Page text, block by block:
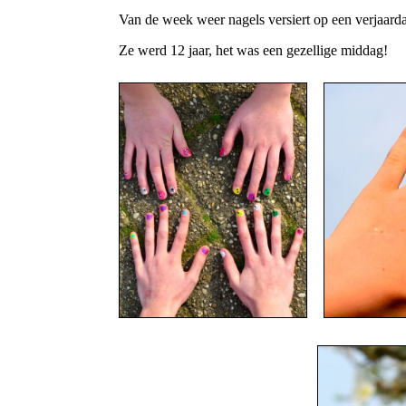
Van de week weer nagels versiert op een
Ze werd 12 jaar, het was een gezellige middag!